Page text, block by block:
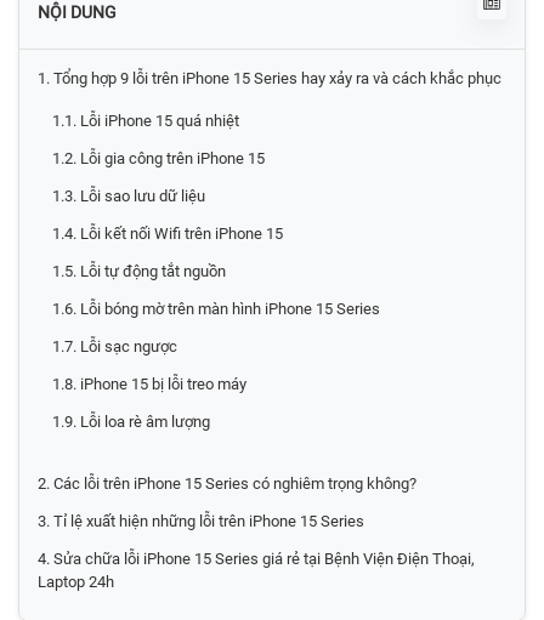
NỘI DUNG
1. Tổng hợp 9 lỗi trên iPhone 15 Series hay xảy ra và cách khắc phục
1.1. Lỗi iPhone 15 quá nhiệt
1.2. Lỗi gia công trên iPhone 15
1.3. Lỗi sao lưu dữ liệu
1.4. Lỗi kết nối Wifi trên iPhone 15
1.5. Lỗi tự động tắt nguồn
1.6. Lỗi bóng mờ trên màn hình iPhone 15 Series
1.7. Lỗi sạc ngược
1.8. iPhone 15 bị lỗi treo máy
1.9. Lỗi loa rè âm lượng
2. Các lỗi trên iPhone 15 Series có nghiêm trọng không?
3. Tỉ lệ xuất hiện những lỗi trên iPhone 15 Series
4. Sửa chữa lỗi iPhone 15 Series giá rẻ tại Bệnh Viện Điện Thoại,
Laptop 24h